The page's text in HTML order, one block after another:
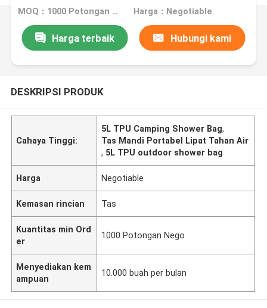
MOQ：1000 Potongan Nego Harga：Negotiable
Harga terbaik Hubungi kami
DESKRIPSI PRODUK
Cahaya Tinggi:
5L TPU Camping Shower Bag,
Tas Mandi Portabel Lipat Tahan Air
, 5L TPU outdoor shower bag
Harga Negotiable
Kemasan rincian Tas
Kuantitas min Ord
er
1000 Potongan Nego
Menyediakan kem
ampuan
10.000 buah per bulan